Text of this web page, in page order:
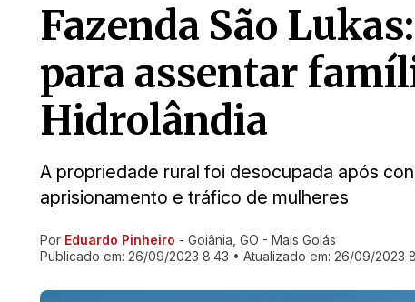
Fazenda São
para assentar
Hidrolândia
A propriedade rural foi desocupada após
aprisionamento e tráfico de mulheres
Ir direto pra matéria
Por Eduardo Pinheiro - Goiânia, GO - Mais Goiás
Publicado em: 26/09/2023 8:43 • Atualizado em: 26/09/2023